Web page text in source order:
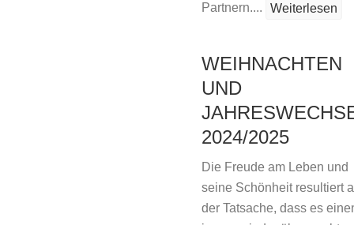
Partnern....
Weiterlesen
WEIHNACHTEN
UND
2024/2025
Die Freude am Leben und
seine Schönheit resultiert
der Tatsache, dass es